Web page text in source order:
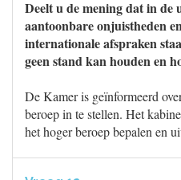
Deelt u de mening dat in
aantoonbare onjuistheden
internationale afspraken
geen stand kan houden en
De Kamer is geïnformeerd
beroep in te stellen. Het
het hoger beroep bepalen en